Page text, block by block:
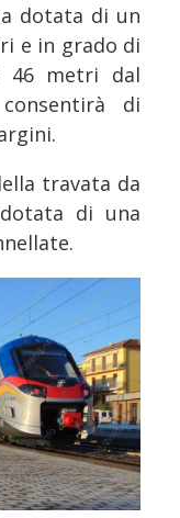
dotata di un
e in grado di
46 metri dal
di
travata da
di una